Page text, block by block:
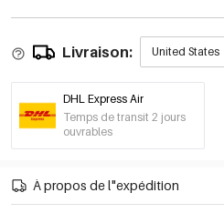
Livraison: United States
DHL Express Air
Temps de transit 2 jours
ouvrables
À propos de l"expédition